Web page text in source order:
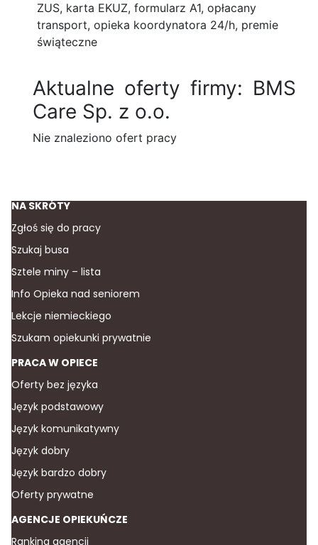
ZUS, karta EKUZ, formularz A1, opłacany
transport, opieka koordynatora 24/h, premie
świąteczne
Aktualne oferty firmy: BMS
Care Sp. z o.o.
Nie znaleziono ofert pracy
NA SKRÓTY
Zgłoś się do pracy
Szukaj busa
Sztele miny – lista
Info Opieka nad seniorem
Lekcje niemieckiego
Szukam opiekunki prywatnie
PRACA W OPIECE
Oferty bez języka
Język podstawowy
Język komunikatywny
Język dobry
Język bardzo dobry
Oferty prywatne
AGENCJE OPIEKUŃCZE
Ranking agencji